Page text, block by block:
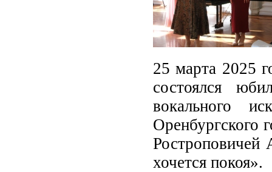
25 марта 2025
состоялся
вокального
Оренбургского
хочется покоя».